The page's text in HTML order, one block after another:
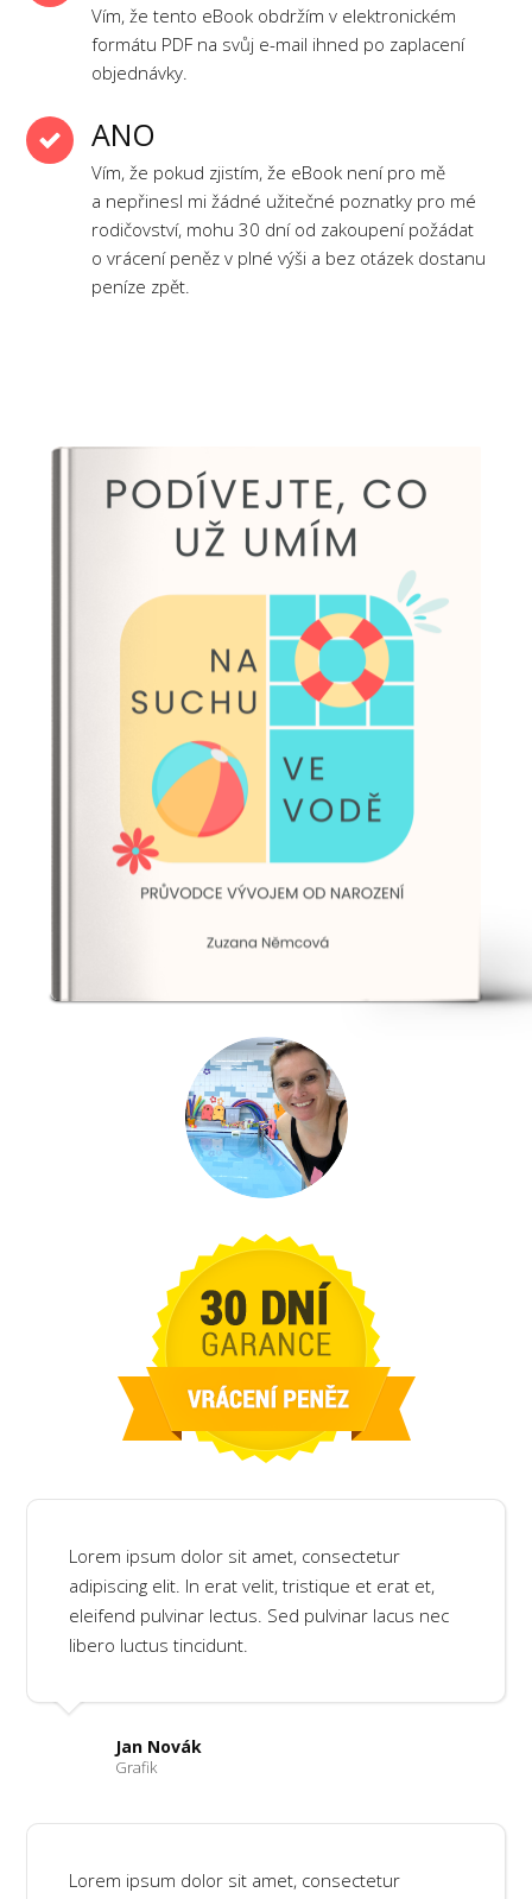
Vím, že tento eBook obdržím v elektronickém
formátu PDF na svůj e-mail ihned po zaplacení
objednávky.
ANO
Vím, že pokud zjistím, že eBook není pro mě
a nepřinesl mi žádné užitečné poznatky pro mé
rodičovství, mohu 30 dní od zakoupení požádat
o vrácení peněz v plné výši a bez otázek dostanu
peníze zpět.
Lorem ipsum dolor sit amet, consectetur
adipiscing elit. In erat velit, tristique et erat et,
eleifend pulvinar lectus. Sed pulvinar lacus nec
libero luctus tincidunt.
Jan Novák
Grafik
Lorem ipsum dolor sit amet, consectetur